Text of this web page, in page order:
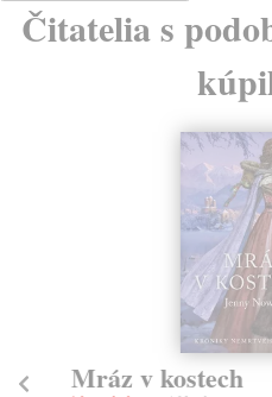
Čitatelia s
Mráz v kostech